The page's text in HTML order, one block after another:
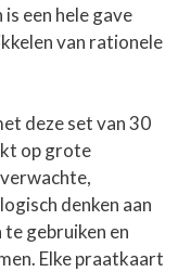
een hele gave
van rationele
deze set van 30
op grote
denken aan
gebruiken en
Elke praatkaart